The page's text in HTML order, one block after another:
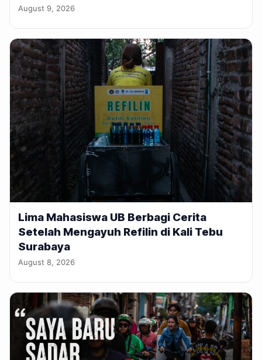
August 9, 2026
Lima Mahasiswa UB Berbagi Cerita
Setelah Mengayuh Refilin di Kali Tebu
Surabaya
August 8, 2026